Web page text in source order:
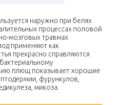
наружно при белях
процессах половой
мозговых травмах
применяют как
прекрасно справляются
плющ показывает хорошие
фурункулов,
микоза.